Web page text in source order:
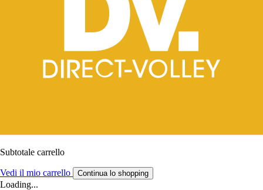
Subtotale carrello
Vedi il mio carrello Continua lo shopping
Loading...